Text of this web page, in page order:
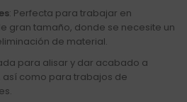
: Perfecta para trabajar en
gran tamaño, donde se necesite un
de material.
para alisar y dar acabado a
como para trabajos de